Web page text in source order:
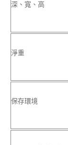
深、寬、高
淨重
保存環境